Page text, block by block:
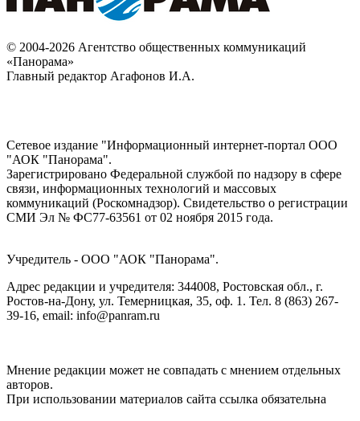
© 2004-2026 Агентство общественных коммуникаций
«Панорама»
Главный редактор Агафонов И.А.
Сетевое издание "Информационный интернет-портал ООО
"АОК "Панорама".
Зарегистрировано Федеральной службой по надзору в сфере
связи, информационных технологий и массовых
коммуникаций (Роскомнадзор). Cвидетельство о регистрации
СМИ Эл № ФС77-63561 от 02 ноября 2015 года.
Учредитель - ООО "АОК "Панорама".
Адрес редакции и учредителя: 344008, Ростовская обл., г.
Ростов-на-Дону, ул. Темерницкая, 35, оф. 1. Тел. 8 (863) 267-
39-16, email: info@panram.ru
Мнение редакции может не совпадать с мнением отдельных
авторов.
При использовании материалов сайта ссылка обязательна